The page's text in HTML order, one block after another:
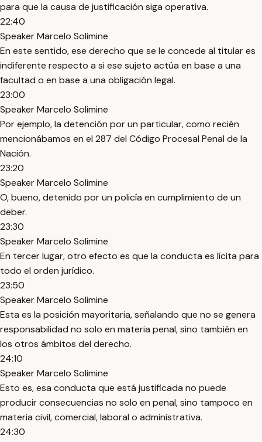
para que la causa de justificación siga operativa.
22:40
Speaker Marcelo Solimine
En este sentido, ese derecho que se le concede al titular es
indiferente respecto a si ese sujeto actúa en base a una
facultad o en base a una obligación legal.
23:00
Speaker Marcelo Solimine
Por ejemplo, la detención por un particular, como recién
mencionábamos en el 287 del Código Procesal Penal de la
Nación.
23:20
Speaker Marcelo Solimine
O, bueno, detenido por un policía en cumplimiento de un
deber.
23:30
Speaker Marcelo Solimine
En tercer lugar, otro efecto es que la conducta es lícita para
todo el orden jurídico.
23:50
Speaker Marcelo Solimine
Esta es la posición mayoritaria, señalando que no se genera
responsabilidad no solo en materia penal, sino también en
los otros ámbitos del derecho.
24:10
Speaker Marcelo Solimine
Esto es, esa conducta que está justificada no puede
producir consecuencias no solo en penal, sino tampoco en
materia civil, comercial, laboral o administrativa.
24:30